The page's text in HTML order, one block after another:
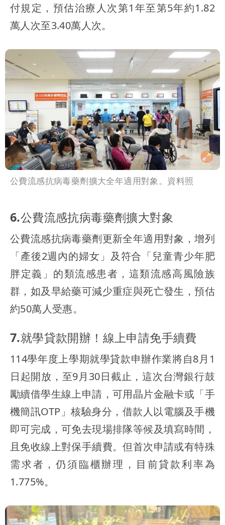
付規定，預估治療人次第1年至第5年約1.82
萬人次至3.40萬人次。
公費流感抗病毒藥劑擴大全年適用對象。資料照
6.公費流感抗病毒藥劑擴大對象
公費流感抗病毒藥劑更新全年適用對象，增列
「產後2週內的婦女」及符合「兒童青少年肥
胖定義」的類流感患者，這類流感高風險族
群，如及早給藥可減少重症與死亡發生，預估
約50萬人受惠。
7.就學貸款開辦！線上申請免手續費
114學年度上學期就學貸款申辦作業將自8月1
日起開放，至9月30日截止，這次台灣銀行鼓
勵續借學生線上申請，可用晶片金融卡或「手
機簡訊OTP」核驗身分，借款人以電腦及手機
即可完成，可免去現場排隊等候及填寫時間，
且免收線上對保手續費。但首次申請或有特殊
需求者，仍須臨櫃辦理，目前貸款利率為
1.775%。